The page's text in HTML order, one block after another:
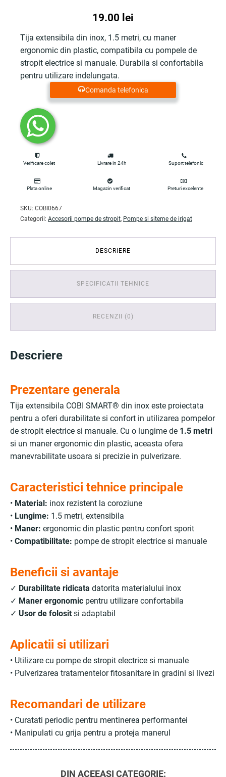
19.00 lei
Tija extensibila din inox, 1.5 metri, cu maner
ergonomic din plastic, compatibila cu pompele de
stropit electrice si manuale. Durabila si confortabila
pentru utilizare indelungata.
Comanda telefonica
Verificare colet Livrare in 24h Suport telefonic
Plata online Magazin verificat Preturi excelente
SKU: COBI0667
Categorii: Accesorii pompe de stropit, Pompe si siteme de irigat
DESCRIERE
SPECIFICATII TEHNICE
RECENZII (0)
Descriere
Prezentare generala
Tija extensibila COBI SMART® din inox este proiectata
pentru a oferi durabilitate si confort in utilizarea pompelor
de stropit electrice si manuale. Cu o lungime de 1.5 metri
si un maner ergonomic din plastic, aceasta ofera
manevrabilitate usoara si precizie in pulverizare.
Caracteristici tehnice principale
• Material: inox rezistent la coroziune
• Lungime: 1.5 metri, extensibila
• Maner: ergonomic din plastic pentru confort sporit
• Compatibilitate: pompe de stropit electrice si manuale
Beneficii si avantaje
✓ Durabilitate ridicata datorita materialului inox
✓ Maner ergonomic pentru utilizare confortabila
✓ Usor de folosit si adaptabil
Aplicatii si utilizari
• Utilizare cu pompe de stropit electrice si manuale
• Pulverizarea tratamentelor fitosanitare in gradini si livezi
Recomandari de utilizare
• Curatati periodic pentru mentinerea performantei
• Manipulati cu grija pentru a proteja manerul
DIN ACEEASI CATEGORIE: